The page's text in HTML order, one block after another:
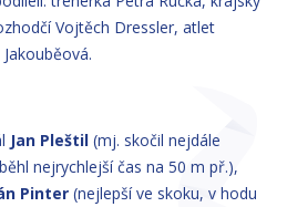
Vojtěch Dressler, atlet
Jan Pleštil (mj. skočil nejdále
nejrychlejší čas na 50 m př.),
Pinter (nejlepší ve skoku, v hodu